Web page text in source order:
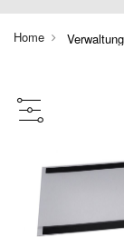
Home Verwaltung